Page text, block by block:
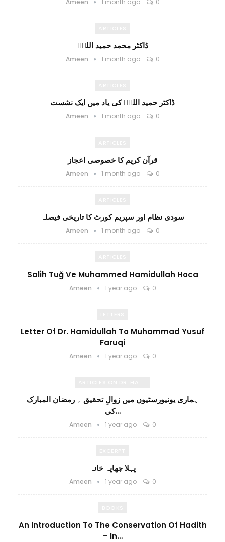
Ameen 1 month ago 0
ڈاکٹر محمد حمید اللہؒ
Ameen 1 month ago 0
ڈاکٹر حمید اللہؒ کی یاد میں ایک نشست
Ameen 1 month ago 0
قرآن کریم کا خصوصی اعجاز
Ameen 1 month ago 0
سودی نظام اور سپریم کورٹ کا تاریخی فیصلہ
Ameen 1 month ago 0
Salih Tuğ Ve Muhammed Hamidullah Hoca
Ameen 1 year ago 0
Letter Of Dr. Hamidullah To Muhammad Yusuf
Faruqi
Ameen 1 year ago 0
ہماری یونیورسٹیوں میں زوالِ تحقیق ۔ رمضان المبارک
کی…
Ameen 1 year ago 0
پہلا چھاپہ خانہ
Ameen 1 year ago 0
An Introduction To The Conservation Of Hadith
– In…